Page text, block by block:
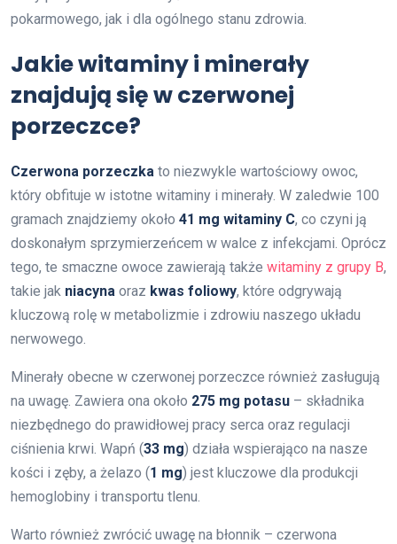
pokarmowego, jak i dla ogólnego stanu zdrowia.
Jakie witaminy i minerały
znajdują się w czerwonej
porzeczce?
Czerwona porzeczka to niezwykle wartościowy owoc,
który obfituje w istotne witaminy i minerały. W zaledwie 100
gramach znajdziemy około 41 mg witaminy C, co czyni ją
doskonałym sprzymierzeńcem w walce z infekcjami. Oprócz
tego, te smaczne owoce zawierają także witaminy z grupy B,
takie jak niacyna oraz kwas foliowy, które odgrywają
kluczową rolę w metabolizmie i zdrowiu naszego układu
nerwowego.
Minerały obecne w czerwonej porzeczce również zasługują
na uwagę. Zawiera ona około 275 mg potasu – składnika
niezbędnego do prawidłowej pracy serca oraz regulacji
ciśnienia krwi. Wapń (33 mg) działa wspierająco na nasze
kości i zęby, a żelazo (1 mg) jest kluczowe dla produkcji
hemoglobiny i transportu tlenu.
Warto również zwrócić uwagę na błonnik – czerwona